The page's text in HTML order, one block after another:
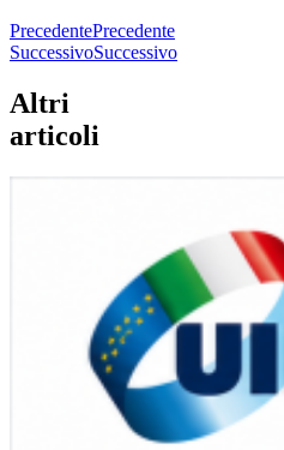
PrecedentePrecedente
SuccessivoSuccessivo
Altri
articoli